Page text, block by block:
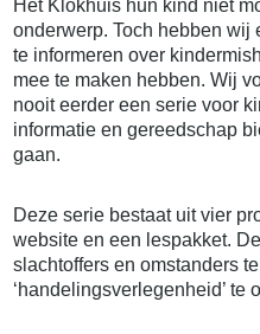
Het Klokhuis hun kind niet
onderwerp. Toch hebben wij
te informeren over
mee te maken hebben. Wij
nooit eerder een serie voor
informatie en gereedschap
gaan.
Deze serie bestaat uit vier
website en een lespakket.
slachtoffers en omstanders
‘handelingsverlegenheid’ te